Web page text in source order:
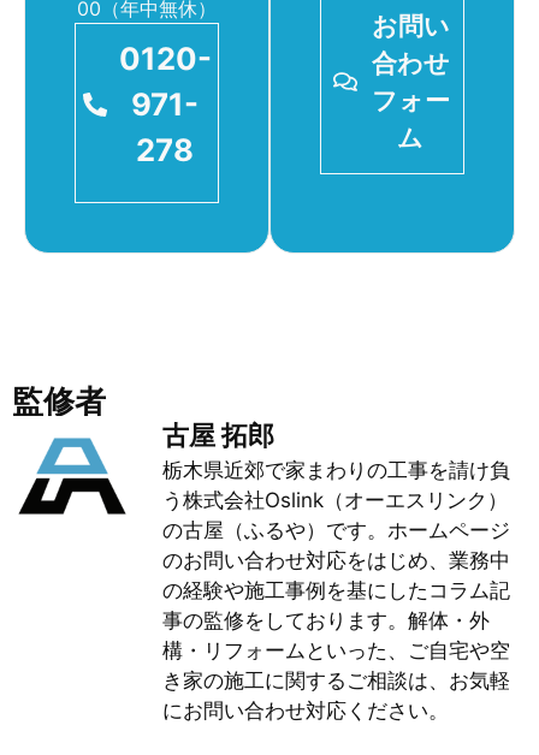
00（年中無休）
0120-
971-
278
お問い
合わせ
フォー
ム
監修者
古屋 拓郎
栃木県近郊で家まわりの工事を請け負
う株式会社Oslink（オーエスリンク）
の古屋（ふるや）です。ホームページ
のお問い合わせ対応をはじめ、業務中
の経験や施工事例を基にしたコラム記
事の監修をしております。解体・外
構・リフォームといった、ご自宅や空
き家の施工に関するご相談は、お気軽
にお問い合わせ対応ください。